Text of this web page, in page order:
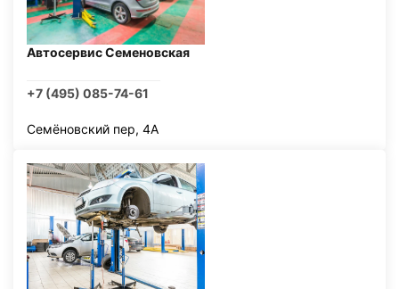
Автосервис Семеновская
+7 (495) 085-74-61
Семёновский пер, 4А